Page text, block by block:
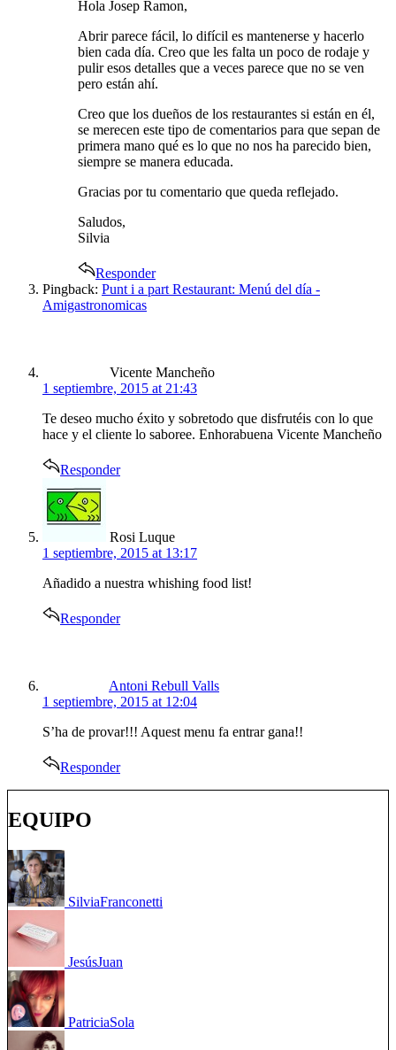
Hola Josep Ramon,
Abrir parece fácil, lo difícil es mantenerse y hacerlo
bien cada día. Creo que les falta un poco de rodaje y
pulir esos detalles que a veces parece que no se ven
pero están ahí.
Creo que los dueños de los restaurantes si están en él,
se merecen este tipo de comentarios para que sepan de
primera mano qué es lo que no nos ha parecido bien,
siempre se manera educada.
Gracias por tu comentario que queda reflejado.
Saludos,
Silvia
Responder
Pingback: Punt i a part Restaurant: Menú del día -
Amigastronomicas
Vicente Mancheño
1 septiembre, 2015 at 21:43
Te deseo mucho éxito y sobretodo que disfrutéis con lo que
hace y el cliente lo saboree. Enhorabuena Vicente Mancheño
Responder
Rosi Luque
1 septiembre, 2015 at 13:17
Añadido a nuestra whishing food list!
Responder
Antoni Rebull Valls
1 septiembre, 2015 at 12:04
S’ha de provar!!! Aquest menu fa entrar gana!!
Responder
EQUIPO
SilviaFranconetti
JesúsJuan
PatriciaSola